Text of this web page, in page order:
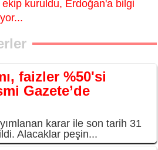
kuruldu, Erdoğan'a bilgi
faizler %50'si
Gazete’de
karar ile son tarih 31
Alacaklar peşin...